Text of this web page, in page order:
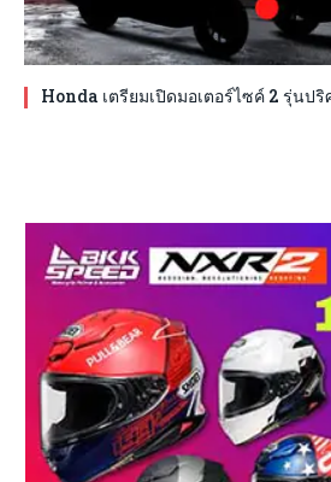
Honda เตรียมเปิดมอเตอร์ไซค์ 2 รุ่นป